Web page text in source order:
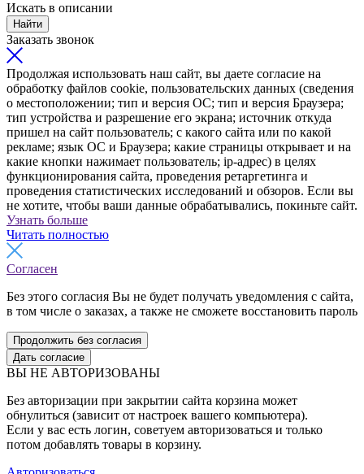
Искать в описании
Найти
Заказать звонок
Продолжая использовать наш сайт, вы даете согласие на
обработку файлов cookie, пользовательских данных (сведения
о местоположении; тип и версия ОС; тип и версия Браузера;
тип устройства и разрешение его экрана; источник откуда
пришел на сайт пользователь; с какого сайта или по какой
рекламе; язык ОС и Браузера; какие страницы открывает и на
какие кнопки нажимает пользователь; ip-адрес) в целях
функционирования сайта, проведения ретаргетинга и
проведения статистических исследований и обзоров. Если вы
не хотите, чтобы ваши данные обрабатывались, покиньте сайт.
Узнать больше
Читать полностью
Согласен
Без этого согласия Вы не будет получать уведомления с сайта,
в том числе о заказах, а также не сможете восстановить пароль
Продолжить без согласия
Дать согласие
ВЫ НЕ АВТОРИЗОВАНЫ
Без авторизации при закрытии сайта корзина может
обнулиться (зависит от настроек вашего компьютера).
Если у вас есть логин, советуем авторизоваться и только
потом добавлять товары в корзину.